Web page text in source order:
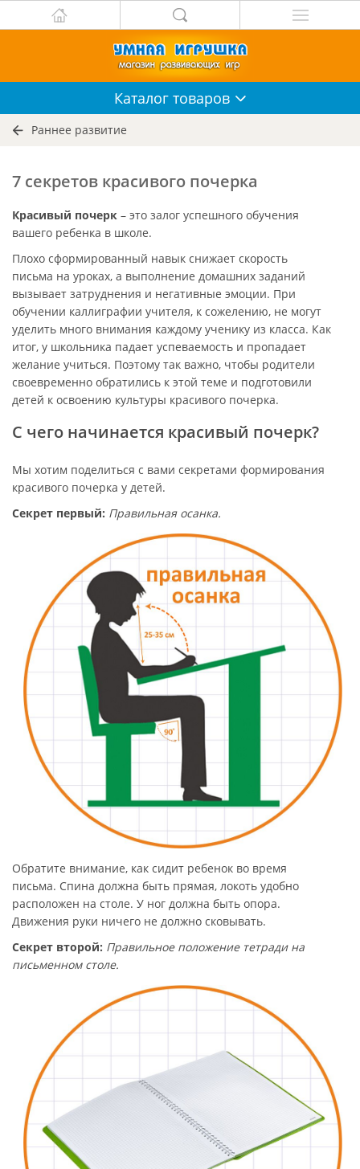
Каталог товаров
Раннее развитие
7 секретов красивого почерка
Красивый почерк – это залог успешного обучения
вашего ребенка в школе.
Плохо сформированный навык снижает скорость
письма на уроках, а выполнение домашних заданий
вызывает затруднения и негативные эмоции. При
обучении каллиграфии учителя, к сожелению, не могут
уделить много внимания каждому ученику из класса. Как
итог, у школьника падает успеваемость и пропадает
желание учиться. Поэтому так важно, чтобы родители
своевременно обратились к этой теме и подготовили
детей к освоению культуры красивого почерка.
С чего начинается красивый почерк?
Мы хотим поделиться с вами секретами формирования
красивого почерка у детей.
Секрет первый: Правильная осанка.
Обратите внимание, как сидит ребенок во время
письма. Спина должна быть прямая, локоть удобно
расположен на столе. У ног должна быть опора.
Движения руки ничего не должно сковывать.
Секрет второй: Правильное положение тетради на
письменном столе.